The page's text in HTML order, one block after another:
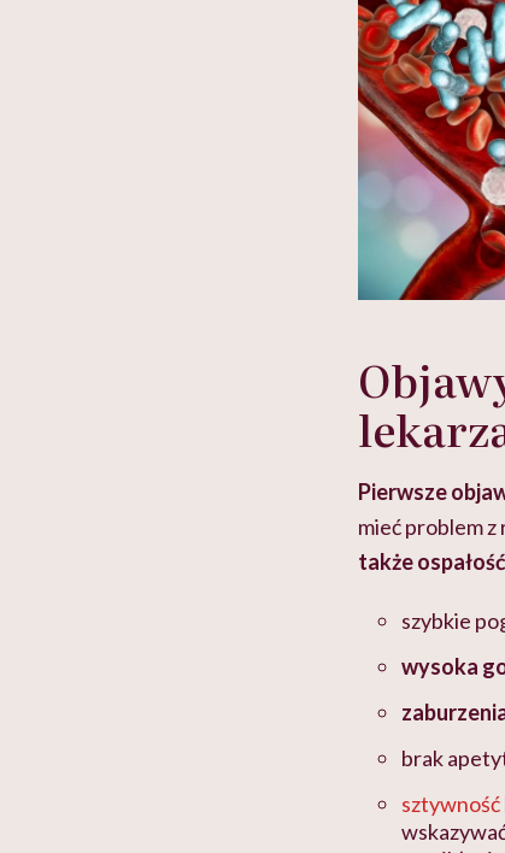
Pierwsze
mieć problem
także ospałość
szybkie
wysoka
brak
sztywność